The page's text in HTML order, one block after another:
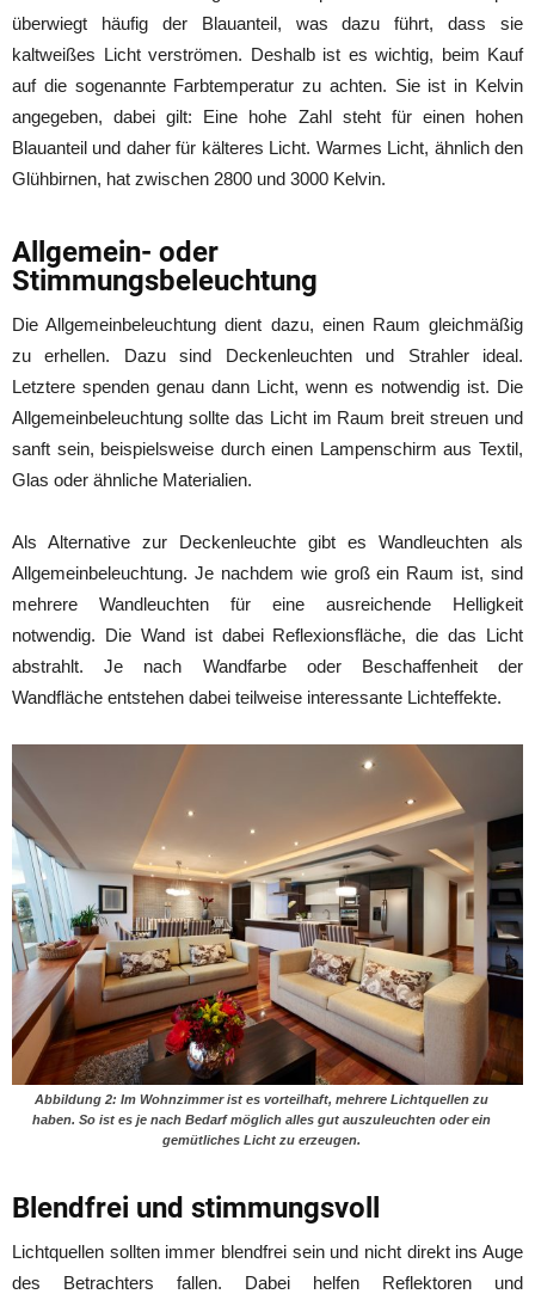
überwiegt häufig der Blauanteil, was dazu führt, dass sie
kaltweißes Licht verströmen. Deshalb ist es wichtig, beim Kauf
auf die sogenannte Farbtemperatur zu achten. Sie ist in Kelvin
angegeben, dabei gilt: Eine hohe Zahl steht für einen hohen
Blauanteil und daher für kälteres Licht. Warmes Licht, ähnlich den
Glühbirnen, hat zwischen 2800 und 3000 Kelvin.
Allgemein- oder
Stimmungsbeleuchtung
Die Allgemeinbeleuchtung dient dazu, einen Raum gleichmäßig
zu erhellen. Dazu sind Deckenleuchten und Strahler ideal.
Letztere spenden genau dann Licht, wenn es notwendig ist. Die
Allgemeinbeleuchtung sollte das Licht im Raum breit streuen und
sanft sein, beispielsweise durch einen Lampenschirm aus Textil,
Glas oder ähnliche Materialien.
Als Alternative zur Deckenleuchte gibt es Wandleuchten als
Allgemeinbeleuchtung. Je nachdem wie groß ein Raum ist, sind
mehrere Wandleuchten für eine ausreichende Helligkeit
notwendig. Die Wand ist dabei Reflexionsfläche, die das Licht
abstrahlt. Je nach Wandfarbe oder Beschaffenheit der
Wandfläche entstehen dabei teilweise interessante Lichteffekte.
Abbildung 2: Im Wohnzimmer ist es vorteilhaft, mehrere Lichtquellen zu
haben. So ist es je nach Bedarf möglich alles gut auszuleuchten oder ein
gemütliches Licht zu erzeugen.
Blendfrei und stimmungsvoll
Lichtquellen sollten immer blendfrei sein und nicht direkt ins Auge
des Betrachters fallen. Dabei helfen Reflektoren und